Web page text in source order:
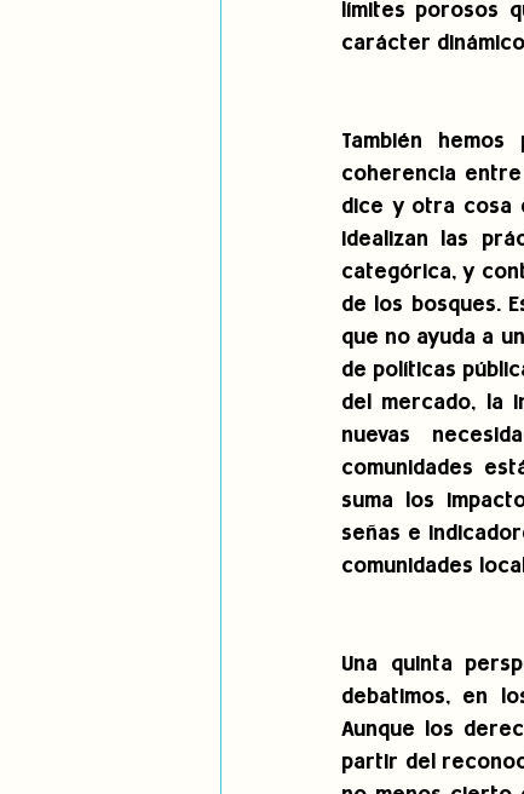
límites porosos
carácter
También
coherencia
dice y otra cosa
idealizan las
categórica, y
de los bosques.
que no ayuda a
de políticas
del mercado, la
nuevas
comunidades
suma los
señas e
comunidades
Una quinta
debatimos, en
Aunque los
partir del